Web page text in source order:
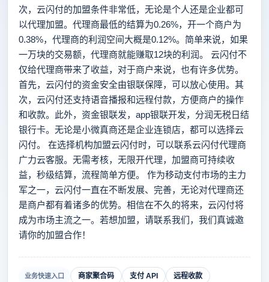
次，云闪付的加盟条件非常低，无论是个人还是企业都可
以代理加盟。代理商最低的结算为0.26%，开一个商户为
0.38%，代理商的利润空间大概是0.12%。简单来说，如果
一万块的交易额，代理商就能赚取12块的利润。 云闪付不
仅给代理商带来了收益，对于商户来说，也有许多优势。
首先，云闪付的资金安全由银联保障，可以放心使用。其
次，云闪付还支持语音播报和远程付款，方便商户的操作
和收款。此外，资金银联发，app银联开发，分润无税日结
银行卡。无论是小微真商还是企业连锁店，都可以选择云
闪付。 在选择机构加盟云闪付时，可以联系云闪付代理商
广力云客服。无需考核，无限开代理，加盟商可持续收
益，秒级结算，流程简单方便。 作为移动支付市场的主力
军之一，云闪付一直在不断发展、完善，无论对代理商还
是商户都有着诸多的优势。相信在不久的将来，云闪付将
成为市场主流之一。若想加盟，请联系我们，我们真诚邀
请你的加盟合作！
业务快速入口 商家聚合码 支付 API 远程收款